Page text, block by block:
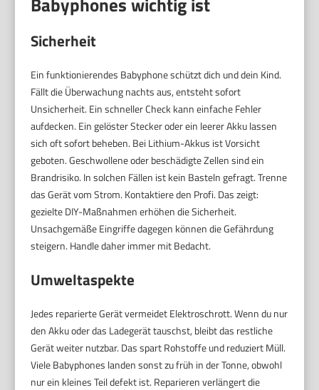
Sicherheit
Ein funktionierendes Babyphone schützt dich und dein Kind.
Fällt die Überwachung nachts aus, entsteht sofort
Unsicherheit. Ein schneller Check kann einfache Fehler
aufdecken. Ein gelöster Stecker oder ein leerer Akku lassen
sich oft sofort beheben. Bei Lithium-Akkus ist Vorsicht
geboten. Geschwollene oder beschädigte Zellen sind ein
Brandrisiko. In solchen Fällen ist kein Basteln gefragt. Trenne
das Gerät vom Strom. Kontaktiere den Profi. Das zeigt:
gezielte DIY-Maßnahmen erhöhen die Sicherheit.
Unsachgemäße Eingriffe dagegen können die Gefährdung
steigern. Handle daher immer mit Bedacht.
Umweltaspekte
Jedes reparierte Gerät vermeidet Elektroschrott. Wenn du nur
den Akku oder das Ladegerät tauschst, bleibt das restliche
Gerät weiter nutzbar. Das spart Rohstoffe und reduziert Müll.
Viele Babyphones landen sonst zu früh in der Tonne, obwohl
nur ein kleines Teil defekt ist. Reparieren verlängert die